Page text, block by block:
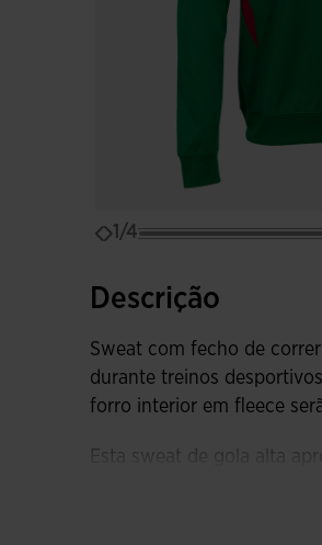
1/4
Descrição
Sweat com fecho de
durante treinos
forro interior em fleece
Esta sweat de gola alta
têxtil para evitar o atrito
para garantir liberdade